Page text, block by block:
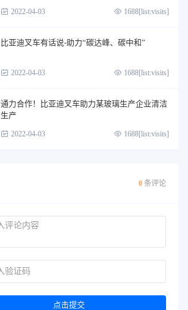
2022-04-03 1688[list:visits]
比亚迪叉车有话说-助力“碳达峰、碳中和”
2022-04-03 1688[list:visits]
通力合作！比亚迪叉车助力某玻璃生产企业清洁
生产
2022-04-03 1688[list:visits]
0 条评论
点击提交